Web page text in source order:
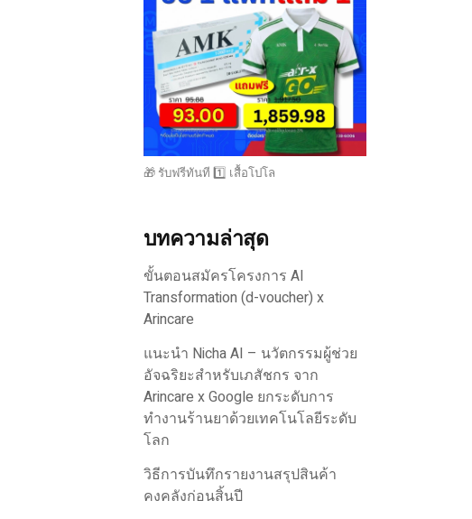
🎁 รับฟรีทันที 1️⃣ เสื้อโปโล
บทความล่าสุด
ขั้นตอนสมัครโครงการ AI
Transformation (d-voucher) x
Arincare
แนะนำ Nicha AI – นวัตกรรมผู้ช่วย
อัจฉริยะสำหรับเภสัชกร จาก
Arincare x Google ยกระดับการ
ทำงานร้านยาด้วยเทคโนโลยีระดับ
โลก
วิธีการบันทึกรายงานสรุปสินค้า
คงคลังก่อนสิ้นปี